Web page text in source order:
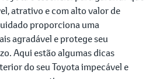
atrativo e com alto valor de
proporciona uma
agradável e protege seu
Aqui estão algumas dicas
do seu Toyota impecável e